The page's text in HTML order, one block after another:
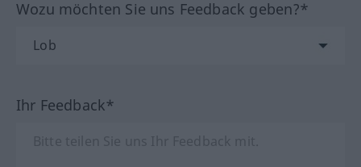
Wozu möchten Sie uns Feedback geben?*
Ihr Feedback*